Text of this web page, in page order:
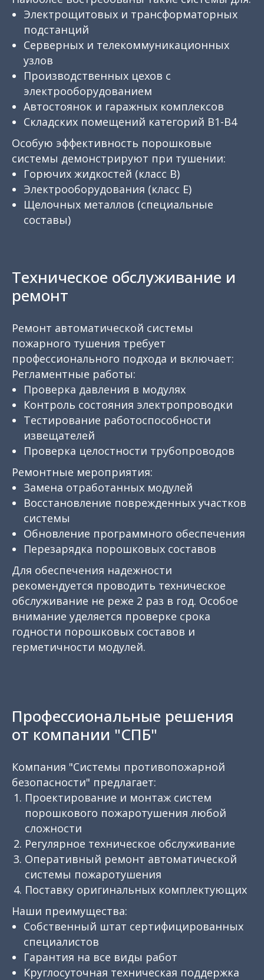
Электрощитовых и трансформаторных
подстанций
Серверных и телекоммуникационных
узлов
Производственных цехов с
электрооборудованием
Автостоянок и гаражных комплексов
Складских помещений категорий В1-В4
Особую эффективность порошковые
системы демонстрируют при тушении:
Горючих жидкостей (класс B)
Электрооборудования (класс E)
Щелочных металлов (специальные
составы)
Техническое обслуживание и
ремонт
Ремонт автоматической системы
пожарного тушения требует
профессионального подхода и включает:
Регламентные работы:
Проверка давления в модулях
Контроль состояния электропроводки
Тестирование работоспособности
извещателей
Проверка целостности трубопроводов
Ремонтные мероприятия:
Замена отработанных модулей
Восстановление поврежденных участков
системы
Обновление программного обеспечения
Перезарядка порошковых составов
Для обеспечения надежности
рекомендуется проводить техническое
обслуживание не реже 2 раз в год. Особое
внимание уделяется проверке срока
годности порошковых составов и
герметичности модулей.
Профессиональные решения
от компании "СПБ"
Компания "Системы противопожарной
безопасности" предлагает:
Проектирование и монтаж систем
порошкового пожаротушения любой
сложности
Регулярное техническое обслуживание
Оперативный ремонт автоматической
системы пожаротушения
Поставку оригинальных комплектующих
Наши преимущества:
Собственный штат сертифицированных
специалистов
Гарантия на все виды работ
Круглосуточная техническая поддержка